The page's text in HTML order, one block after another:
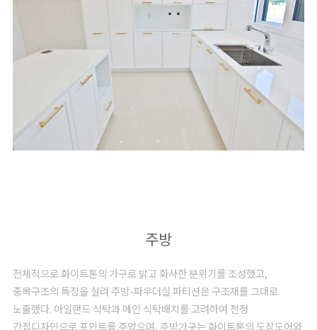
주방
전체적으로 화이트톤의 가구로 밝고 화사한 분위기를 조성했고,
중목구조의 특징을 살려 주방-파우더실 파티션은 구조재를 그대로
노출했다. 아일랜드 식탁과 메인 식탁배치를 고려하여 천정
간접디자인으로 포인트를 주었으며, 주방가구는 화이트톤의 도장도어와